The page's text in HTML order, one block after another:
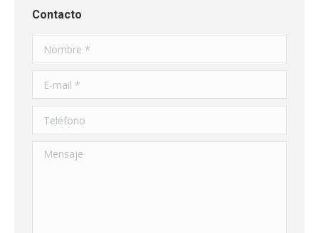
Contacto
Nombre *
E-mail *
Teléfono
Mensaje